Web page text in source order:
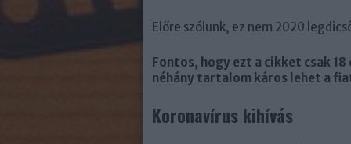
Előre szólunk, ez nem 2020
Fontos, hogy ezt a cikket csak
néhány tartalom káros lehet a
Koronavírus kihívás